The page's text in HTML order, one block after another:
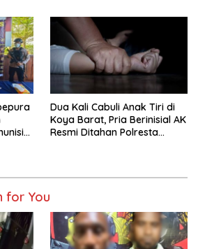
Dua Kali Cabuli Anak Tiri di
Koya Barat, Pria Berinisial AK
Resmi Ditahan Polresta
for You